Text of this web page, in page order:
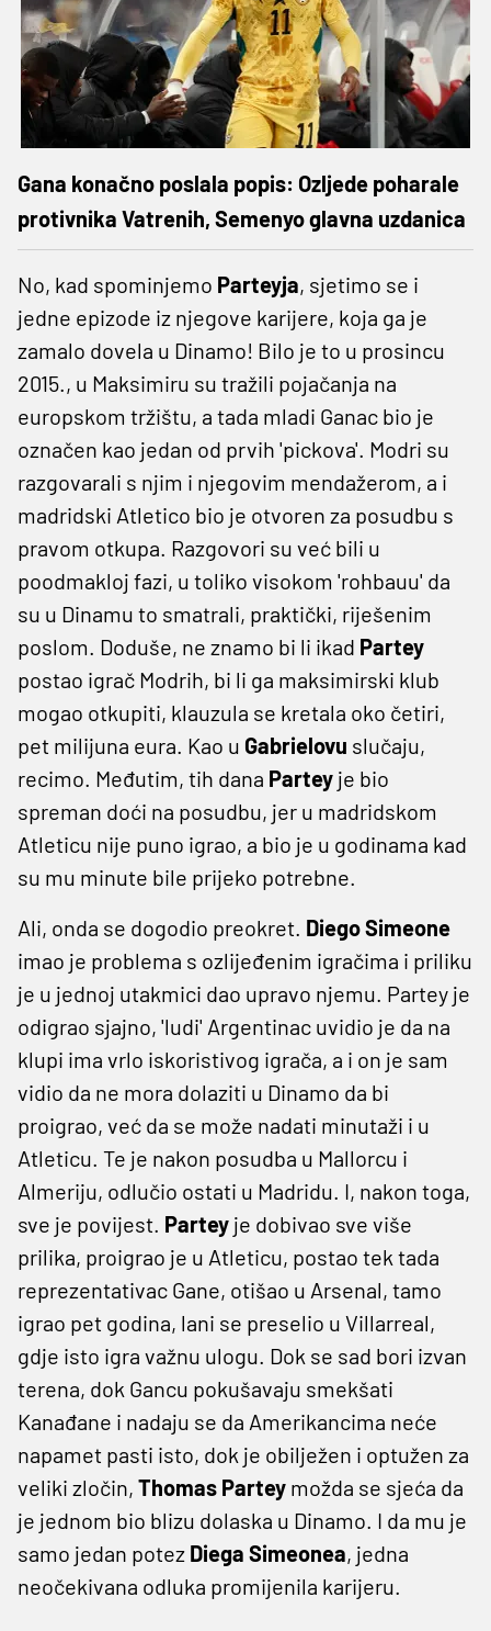
Gana konačno poslala popis: Ozljede poharale
protivnika Vatrenih, Semenyo glavna uzdanica
No, kad spominjemo Parteyja, sjetimo se i
jedne epizode iz njegove karijere, koja ga je
zamalo dovela u Dinamo! Bilo je to u prosincu
2015., u Maksimiru su tražili pojačanja na
europskom tržištu, a tada mladi Ganac bio je
označen kao jedan od prvih 'pickova'. Modri su
razgovarali s njim i njegovim mendažerom, a i
madridski Atletico bio je otvoren za posudbu s
pravom otkupa. Razgovori su već bili u
poodmakloj fazi, u toliko visokom 'rohbauu' da
su u Dinamu to smatrali, praktički, riješenim
poslom. Doduše, ne znamo bi li ikad Partey
postao igrač Modrih, bi li ga maksimirski klub
mogao otkupiti, klauzula se kretala oko četiri,
pet milijuna eura. Kao u Gabrielovu slučaju,
recimo. Međutim, tih dana Partey je bio
spreman doći na posudbu, jer u madridskom
Atleticu nije puno igrao, a bio je u godinama kad
su mu minute bile prijeko potrebne.
Ali, onda se dogodio preokret. Diego Simeone
imao je problema s ozlijeđenim igračima i priliku
je u jednoj utakmici dao upravo njemu. Partey je
odigrao sjajno, 'ludi' Argentinac uvidio je da na
klupi ima vrlo iskoristivog igrača, a i on je sam
vidio da ne mora dolaziti u Dinamo da bi
proigrao, već da se može nadati minutaži i u
Atleticu. Te je nakon posudba u Mallorcu i
Almeriju, odlučio ostati u Madridu. I, nakon toga,
sve je povijest. Partey je dobivao sve više
prilika, proigrao je u Atleticu, postao tek tada
reprezentativac Gane, otišao u Arsenal, tamo
igrao pet godina, lani se preselio u Villarreal,
gdje isto igra važnu ulogu. Dok se sad bori izvan
terena, dok Gancu pokušavaju smekšati
Kanađane i nadaju se da Amerikancima neće
napamet pasti isto, dok je obilježen i optužen za
veliki zločin, Thomas Partey možda se sjeća da
je jednom bio blizu dolaska u Dinamo. I da mu je
samo jedan potez Diega Simeonea, jedna
neočekivana odluka promijenila karijeru.